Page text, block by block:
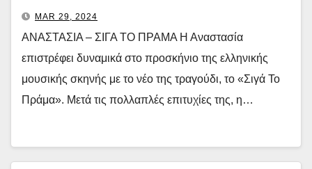
MAR 29, 2024
ΑΝΑΣΤΑΣΙΑ – ΣΙΓΑ ΤΟ ΠΡΑΜΑ Η Αναστασία
επιστρέφει δυναμικά στο προσκήνιο της ελληνικής
μουσικής σκηνής με το νέο της τραγούδι, το «Σιγά Το
Πράμα». Μετά τις πολλαπλές επιτυχίες της, η…